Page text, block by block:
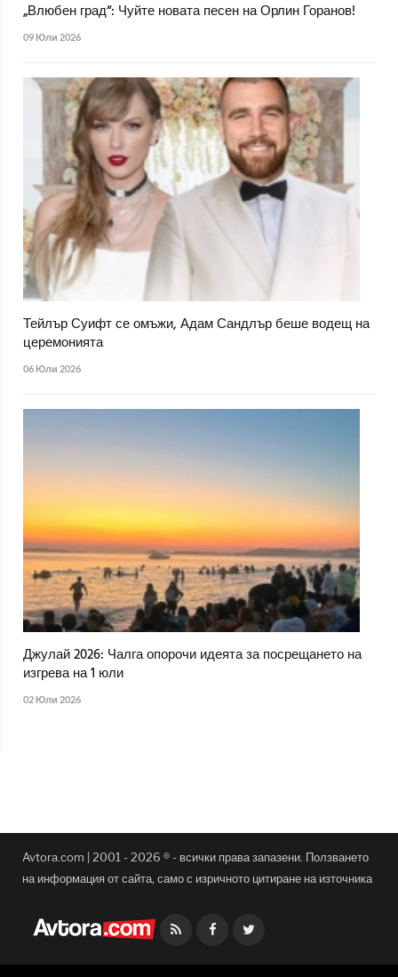
„Влюбен град“: Чуйте новата песен на Орлин Горанов!
09 Юли 2026
Тейлър Суифт се омъжи, Адам Сандлър беше водещ на
церемонията
06 Юли 2026
Джулай 2026: Чалга опорочи идеята за посрещането на
изгрева на 1 юли
02 Юли 2026
Avtora.com | 2001 - 2026 ® - всички права запазени. Ползването
на информация от сайта, само с изричното цитиране на източника
Facebook